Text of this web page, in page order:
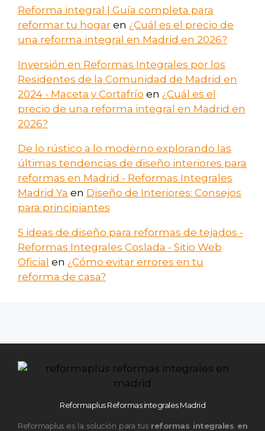
Reforma integral | Guía completa para
reformar tu hogar en ¿Cuál es el precio de
una reforma integral en Madrid en 2026?
Inversión en Reformas Integrales por los
Residentes de la Comunidad de Madrid en
2024 - Maceta y Cortafrío en ¿Cuál es el
precio de una reforma integral en Madrid en
2026?
De lo rústico a lo moderno explorando las
últimas tendencias de diseño interiores para
reformas en Madrid - Reformas Integrales
Madrid Ya en Diseño de Interiores: Consejos
para principiantes
5 ideas de diseño para reformas de tejados -
Reformas Integrales Coslada - Sitio Web
Oficial en ¿Cómo evitar errores en tu
reforma de casa?
Reformaplus Reformas integrales Madrid
Reformaplus es la solución para tus reformas integrales en